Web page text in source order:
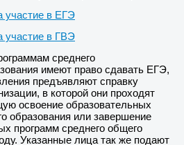
участие в ЕГЭ
участие в ГВЭ
среднего
имеют право сдавать ЕГЭ,
предъявляют справку
в которой они проходят
освоение образовательных
образования или завершение
программ среднего общего
Указанные лица так же подают